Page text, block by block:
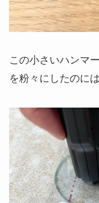
この小さいハンマ
を粉々にしたのに